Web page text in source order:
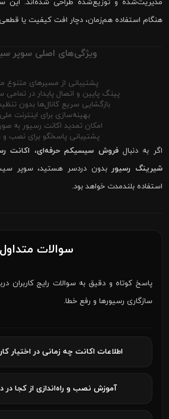
مدیریت‌شده و توزیع‌شده طراحی شده‌اند. این
هنگام استفاده هم‌زمان، دچار افت کیفیت یا قطعی
ویژگی‌های اصلی سوپر
پشتیبانی از مسیرهای متنوع
پینگ پایین و اتصال پایدار در تمامی
بازگشایی سریع کانال‌ها بدون
بهینه‌سازی برای اینترنت ملی
امکان تمدید اکانت رسیور به
پشتیبانی پاسخگو برای نصب و
اگر به دنبالفروش سیسیکم حرفه‌ای، اکانت
شیرینگ رسیوربدون دردسر هستید، سوپر
استفاده بلندمدت خواهد بود.
سوالات متداول
پاسخ کوتاه و دقیق به سوالات رایج کاربران
سازگاری رسیورها و رفع خطا.
اطلاعات اکانت چه زمانی در اختیار
آموزش نصب و راه‌اندازی از کجا